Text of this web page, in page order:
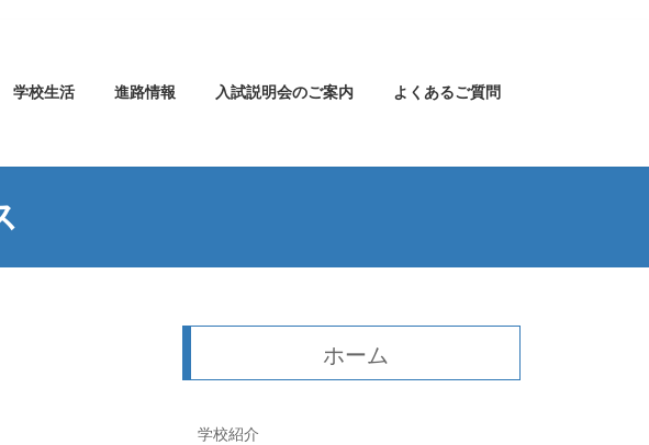
学校生活 進路情報 入試説明会のご案内 よくあるご質問
ホーム
学校紹介